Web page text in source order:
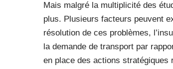
Mais malgré la multiplicité des
plus. Plusieurs facteurs peuvent
résolution de ces problèmes,
la demande de transport par
en place des actions stratégiques